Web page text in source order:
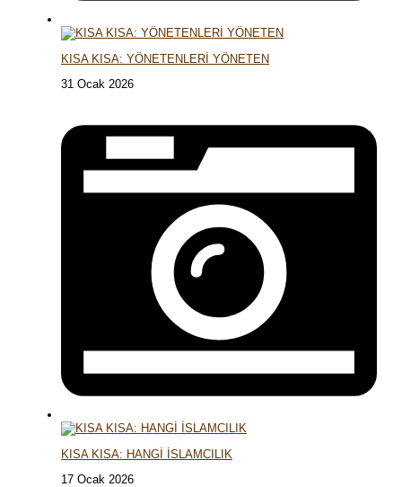
KISA KISA: YÖNETENLERİ YÖNETEN
31 Ocak 2026
KISA KISA: HANGİ İSLAMCILIK
17 Ocak 2026